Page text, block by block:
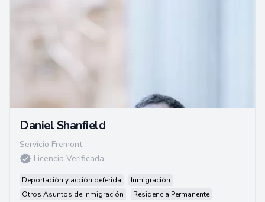
Daniel Shanfield
Servicio Fremont
Licencia Verificada
Deportación y acción deferida
Inmigración
Otros Asuntos de Inmigración
Residencia Permanente